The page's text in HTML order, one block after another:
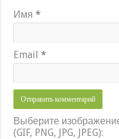
Имя*
Email*
Выберите
(GIF, PNG, JPG, JPEG):